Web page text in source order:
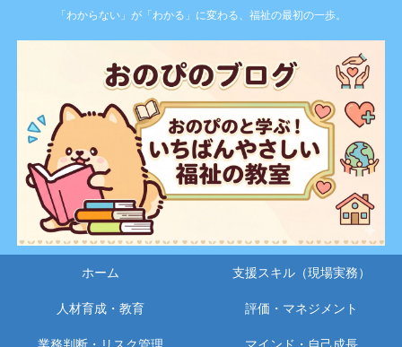
「わからない」が「わかる」に変わる、福祉の最初の一歩。
ホーム 支援スキル（現場実務）
人材育成・教育 評価・マネジメント